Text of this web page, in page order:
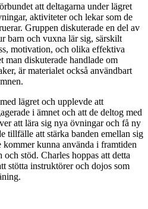
att deltagarna under lägret
aktiviteter och lekar som de
Gruppen diskuterade en del av
barn och vuxna lär sig, särskilt
motivation, och olika effektiva
man diskuterade handlade om
är materialet också användbart
lägret och upplevde att
i ämnet och att de deltog med
att lära sig nya övningar och få ny
tillfälle att stärka banden emellan sig
kommer kunna använda i framtiden
stöd. Charles hoppas att detta
stötta instruktörer och dojos som